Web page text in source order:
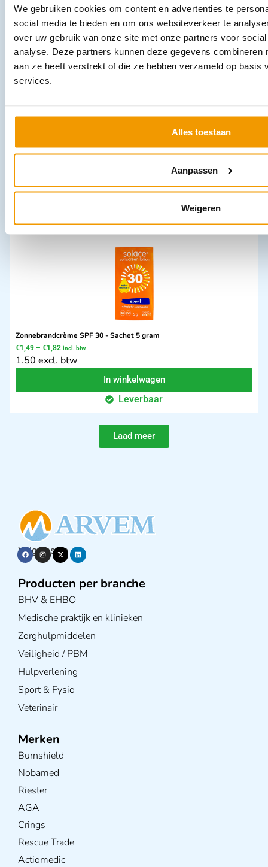
We gebruiken cookies om content en advertenties te
social media te bieden en om ons websiteverkeer te
over uw gebruik van onze site met onze partners voor
analyse. Deze partners kunnen deze gegevens combineren
aan ze heeft verstrekt of die ze hebben verzameld op basis
services.
Alles toestaan
Aanpassen
Weigeren
€7,83–€10,44 incl. btw
In winkelwagen
Zonnebrandcrème SPF 30 - Sachet 5 gram
€1,49 – €1,82 incl. btw
1.50 excl. btw
In winkelwagen
Leverbaar
Laad meer
Volg ons op
Producten per branche
BHV & EHBO
Medische praktijk en klinieken
Zorghulpmiddelen
Veiligheid / PBM
Hulpverlening
Sport & Fysio
Veterinair
Merken
Burnshield
Nobamed
Riester
AGA
Crings
Rescue Trade
Actiomedic